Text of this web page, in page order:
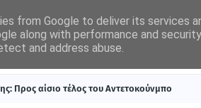
ΒΑΘΜΟΛΟΓΙΕΣ ΠΡΩΤΟΣΕΛΙΔΑ
Προς αίσιο τέλος του Αντετοκούνμπο
from Google to deliver its services
along with performance and
and address abuse.